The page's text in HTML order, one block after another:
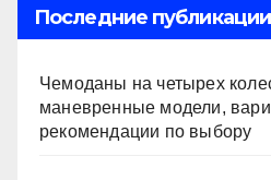
Последние публикации
Чемоданы на четырех
маневренные модели,
рекомендации по выбору